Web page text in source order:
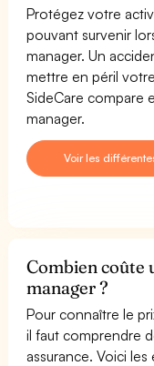
Protégez votre
pouvant survenir
manager. Un
mettre en péril
SideCare compare
manager.
Voir les
Combien coûte
manager ?
Pour connaître le
il faut comprendre
assurance. Voici